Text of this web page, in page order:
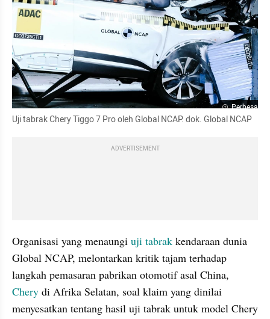
Perbesar
Uji tabrak Chery Tiggo 7 Pro oleh Global NCAP. dok. Global NCAP
ADVERTISEMENT
Organisasi yang menaungi uji tabrak kendaraan dunia
Global NCAP, melontarkan kritik tajam terhadap
Chery di Afrika Selatan, soal klaim yang dinilai
menyesatkan tentang hasil uji tabrak untuk model Chery